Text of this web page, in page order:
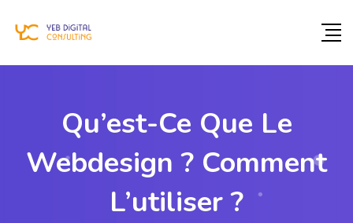
Qu’est-Ce Que Le
Webdesign ? Comment
L’utiliser ?